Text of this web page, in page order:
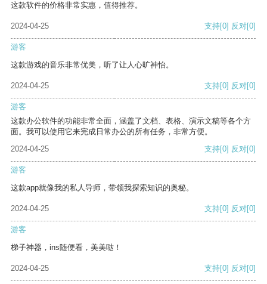
这款软件的价格非常实惠，值得推荐。
2024-04-25 支持[0] 反对[0]
游客
这款游戏的音乐非常优美，听了让人心旷神怡。
2024-04-25 支持[0] 反对[0]
游客
这款办公软件的功能非常全面，涵盖了文档、表格、演示文稿等各个方
面。我可以使用它来完成日常办公的所有任务，非常方便。
2024-04-25
支持[0] 反对[0]
游客
这款app就像我的私人导师，带领我探索知识的奥秘。
2024-04-25 支持[0] 反对[0]
游客
梯子神器，ins随便看，美美哒！
2024-04-25 支持[0] 反对[0]